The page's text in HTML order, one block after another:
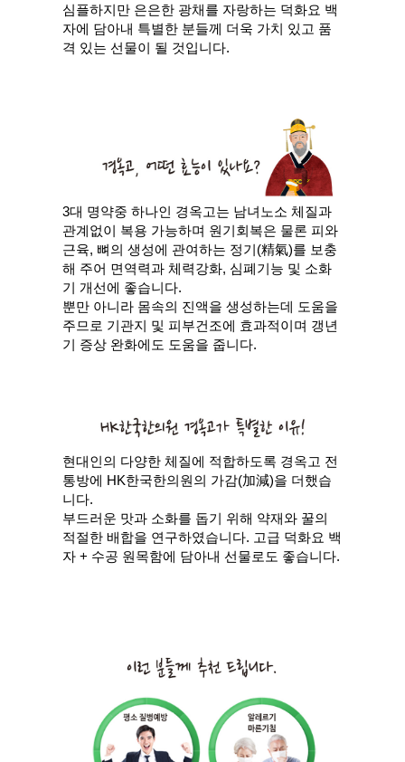
심플하지만 은은한 광채를 자랑하는 덕화요 백
자에 담아내 특별한 분들께 더욱 가치 있고 품
격 있는 선물이 될 것입니다.
3대 명약중 하나인 경옥고는 남녀노소 체질과
관계없이 복용 가능하며 원기회복은 물론 피와
근육, 뼈의 생성에 관여하는 정기(精氣)를 보충
해 주어 면역력과 체력강화, 심폐기능 및 소화
기 개선에 좋습니다.
뿐만 아니라 몸속의 진액을 생성하는데 도움을
주므로 기관지 및 피부건조에 효과적이며 갱년
기 증상 완화에도 도움을 줍니다.
현대인의 다양한 체질에 적합하도록 경옥고 전
통방에 HK한국한의원의 가감(加減)을 더했습
니다.
부드러운 맛과 소화를 돕기 위해 약재와 꿀의
적절한 배합을 연구하였습니다. 고급 덕화요 백
자 + 수공 원목함에 담아내 선물로도 좋습니다.